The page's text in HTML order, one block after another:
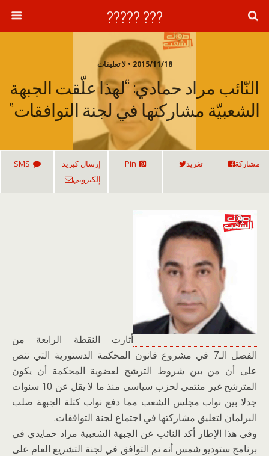
??? ?????
2015/11/18 • لا تعليقات
النّائب مراد حمادي: “لهذا علّقت الجبهة
الشعبيّة مشاركتها في لجنة التوافقات”
مشاركة تغريد Pin
إرسال كبريد
إلكتروني
SMS
أثارت النقطة الرابعة من
الفصل الـ7 في مشروع قانون المحكمة الدستورية التي تنص
على أن من بين شروط الترشح لعضوية المحكمة أن يكون
المترشح غير منتمي لحزب سياسي منذ ما لا يقل عن 10 سنوات
جدلا بين نواب مجلس الشعب مما دفع نواب كتلة الجبهة صلب
البرلمان لتعليق مشاركتها في اجتماع لجنة التوافقات.
وفي هذا الإطار أكد النائب عن الجبهة الشعبية مراد حمايدي في
برنامج ستوديو شمس أنه تم التوافق في لجنة التشريع العام على